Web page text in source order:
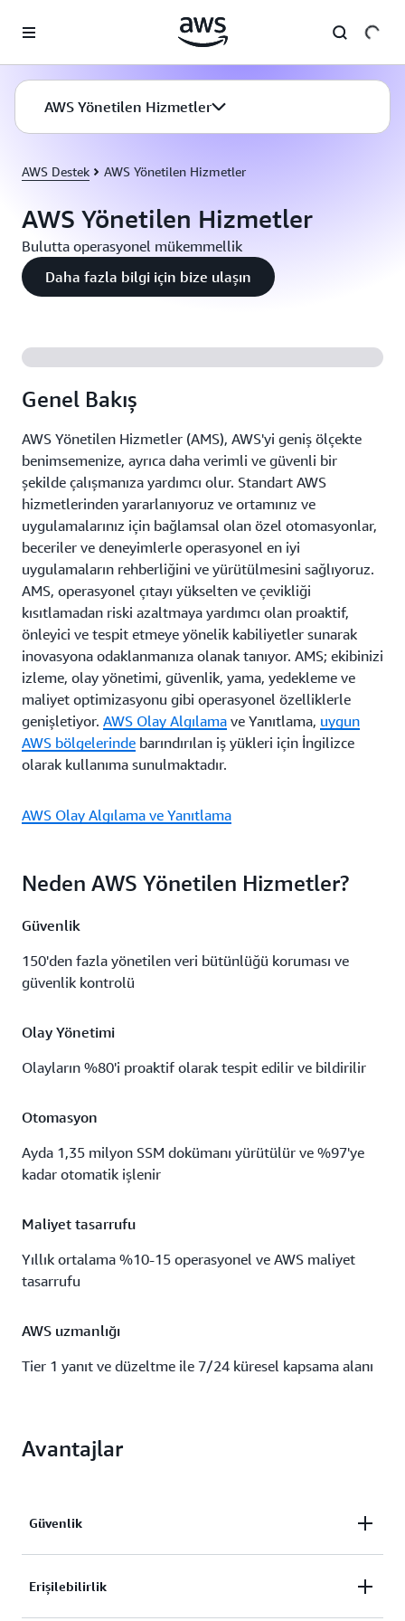
AWS Yönetilen Hizmetler
AWS Destek AWS Yönetilen Hizmetler
AWS Yönetilen Hizmetler
Bulutta operasyonel mükemmellik
Daha fazla bilgi için bize ulaşın
Genel Bakış
AWS Yönetilen Hizmetler (AMS), AWS'yi geniş ölçekte
benimsemenize, ayrıca daha verimli ve güvenli bir
şekilde çalışmanıza yardımcı olur. Standart AWS
hizmetlerinden yararlanıyoruz ve ortamınız ve
uygulamalarınız için bağlamsal olan özel otomasyonlar,
beceriler ve deneyimlerle operasyonel en iyi
uygulamaların rehberliğini ve yürütülmesini sağlıyoruz.
AMS, operasyonel çıtayı yükselten ve çevikliği
kısıtlamadan riski azaltmaya yardımcı olan proaktif,
önleyici ve tespit etmeye yönelik kabiliyetler sunarak
inovasyona odaklanmanıza olanak tanıyor. AMS; ekibinizi
izleme, olay yönetimi, güvenlik, yama, yedekleme ve
maliyet optimizasyonu gibi operasyonel özelliklerle
genişletiyor. AWS Olay Algılama ve Yanıtlama, uygun
AWS bölgelerinde barındırılan iş yükleri için İngilizce
olarak kullanıma sunulmaktadır.
AWS Olay Algılama ve Yanıtlama
Neden AWS Yönetilen Hizmetler?
Güvenlik
150'den fazla yönetilen veri bütünlüğü koruması ve
güvenlik kontrolü
Olay Yönetimi
Olayların %80'i proaktif olarak tespit edilir ve bildirilir
Otomasyon
Ayda 1,35 milyon SSM dokümanı yürütülür ve %97'ye
kadar otomatik işlenir
Maliyet tasarrufu
Yıllık ortalama %10-15 operasyonel ve AWS maliyet
tasarrufu
AWS uzmanlığı
Tier 1 yanıt ve düzeltme ile 7/24 küresel kapsama alanı
Avantajlar
Güvenlik
AMS, güvenlik izleme ve iyileştirme ile operasyonel
Erişilebilirlik